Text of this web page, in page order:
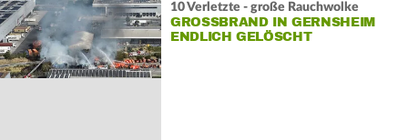
10 Verletzte - große Rauchwolke
GROSSBRAND IN GERNSHEIM E
NDLICH GELÖSCHT